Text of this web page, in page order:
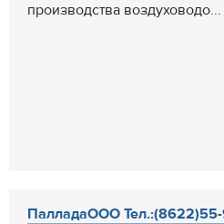
производства воздуховодо...
ПалладаООО